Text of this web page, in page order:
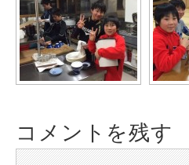
コメントを残す